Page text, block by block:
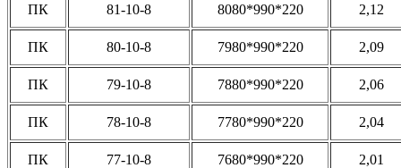
ПК 81-10-8 8080*990*220 2,12
ПК 80-10-8 7980*990*220 2,09
ПК 79-10-8 7880*990*220 2,06
ПК 78-10-8 7780*990*220 2,04
ПК 77-10-8 7680*990*220 2,01